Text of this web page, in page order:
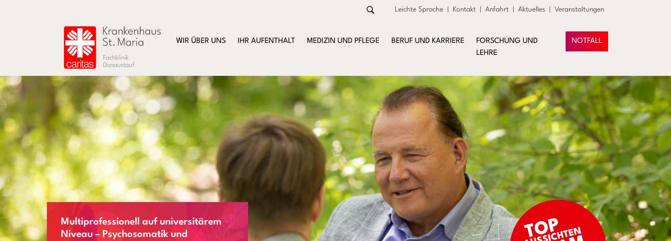
Leichte Sprache Kontakt Anfahrt Aktuelles Veranstaltungen
WIR ÜBER UNS IHR AUFENTHALT MEDIZIN UND PFLEGE BERUF UND KARRIERE
FORSCHUNG UND
LEHRE
NOTFALL
Multiprofessionell auf universitärem
Niveau – Psychosomatik und